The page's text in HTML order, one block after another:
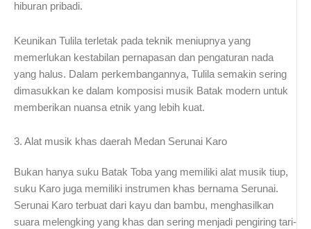
hiburan pribadi.
Keunikan Tulila terletak pada teknik meniupnya yang
memerlukan kestabilan pernapasan dan pengaturan nada
yang halus. Dalam perkembangannya, Tulila semakin sering
dimasukkan ke dalam komposisi musik Batak modern untuk
memberikan nuansa etnik yang lebih kuat.
3. Alat musik khas daerah Medan Serunai Karo
Bukan hanya suku Batak Toba yang memiliki alat musik tiup,
suku Karo juga memiliki instrumen khas bernama Serunai.
Serunai Karo terbuat dari kayu dan bambu, menghasilkan
suara melengking yang khas dan sering menjadi pengiring tari-